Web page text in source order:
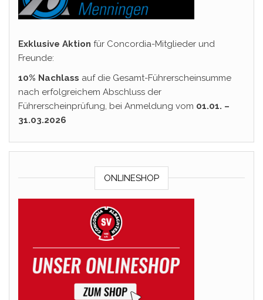
Exklusive Aktion für Concordia-Mitglieder und
Freunde:
10% Nachlass auf die Gesamt-Führerscheinsumme
nach erfolgreichem Abschluss der
Führerscheinprüfung, bei Anmeldung vom 01.01. –
31.03.2026
ONLINESHOP